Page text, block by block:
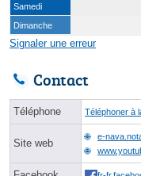
Samedi
Dimanche
Signaler une erreur
Contact
Téléphone Téléphoner à
Site web
e-